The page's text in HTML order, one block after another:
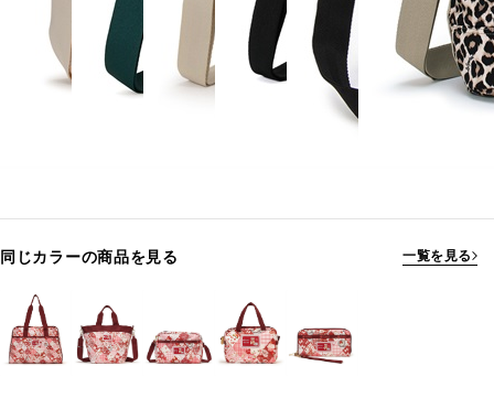
同じカラーの商品を見る 一覧を見る